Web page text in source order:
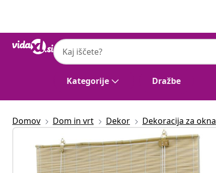
Kategorije Dražbe
Domov Dom in vrt Dekor Dekoracija za okna